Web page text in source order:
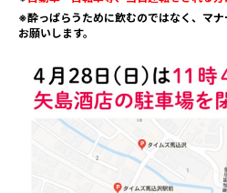
※酔っぱらうために飲むのではなく、マ
お願いします。